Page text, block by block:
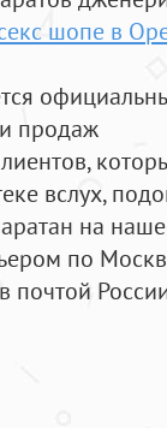
шопе в
продаж
вслух,
на
по
почтой